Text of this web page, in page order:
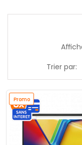
Trier par:
Promo